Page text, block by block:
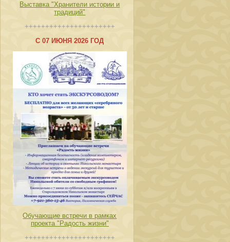
Выставка "Хранители истории и
традиций"
++++++++++++++++++++++
С 07 ИЮНЯ 2026 ГОД
Обучающие встречи в рамках
проекта "Радость жизни"
++++++++++++++++++++++